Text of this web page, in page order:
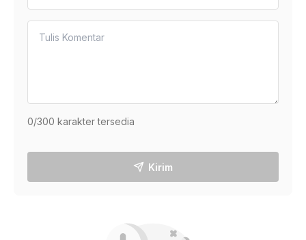
0/300 karakter tersedia
Kirim